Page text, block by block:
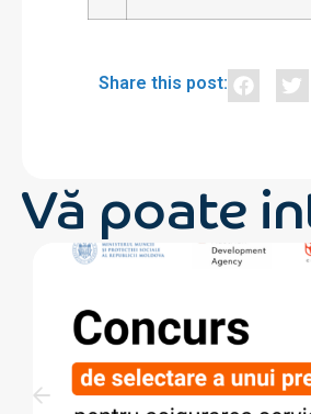
Share this post:
Vă poate